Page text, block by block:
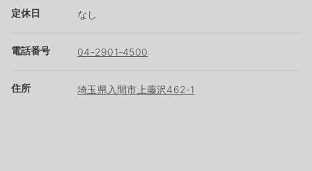
定休日 なし
電話番号 04-2901-4500
住所 埼玉県入間市上藤沢462-1